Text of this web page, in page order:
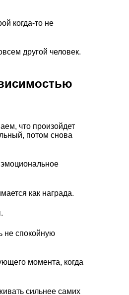
когда-то не
другой человек.
что произойдет
потом снова
как награда.
не спокойную
момента, когда
сильнее самих